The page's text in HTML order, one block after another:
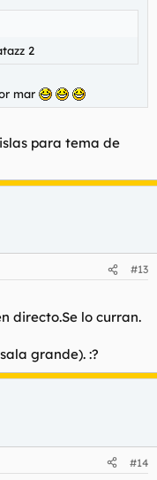
2
mar
para tema de
#13
directo.Se lo curran.
grande). :?
#14